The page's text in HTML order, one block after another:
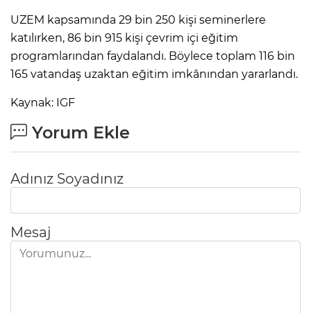
UZEM kapsamında 29 bin 250 kişi seminerlere
katılırken, 86 bin 915 kişi çevrim içi eğitim
programlarından faydalandı. Böylece toplam 116 bin
165 vatandaş uzaktan eğitim imkânından yararlandı.
Kaynak: IGF
Yorum Ekle
Adınız Soyadınız
Mesaj